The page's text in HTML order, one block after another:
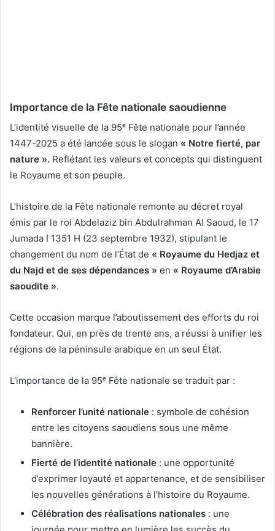
Importance de la Fête nationale saoudienne
L’identité visuelle de la 95ᵉ Fête nationale pour l’année
1447-2025 a été lancée sous le slogan « Notre fierté, par
nature ». Reflétant les valeurs et concepts qui distinguent
le Royaume et son peuple.
L’histoire de la Fête nationale remonte au décret royal
émis par le roi Abdelaziz bin Abdulrahman Al Saoud, le 17
Jumada I 1351 H (23 septembre 1932), stipulant le
changement du nom de l’État de « Royaume du Hedjaz et
du Najd et de ses dépendances » en « Royaume d’Arabie
saoudite ».
Cette occasion marque l’aboutissement des efforts du roi
fondateur. Qui, en près de trente ans, a réussi à unifier les
régions de la péninsule arabique en un seul État.
L’importance de la 95ᵉ Fête nationale se traduit par :
Renforcer l’unité nationale : symbole de cohésion
entre les citoyens saoudiens sous une même
bannière.
Fierté de l’identité nationale : une opportunité
d’exprimer loyauté et appartenance, et de sensibiliser
les nouvelles générations à l’histoire du Royaume.
Célébration des réalisations nationales : une